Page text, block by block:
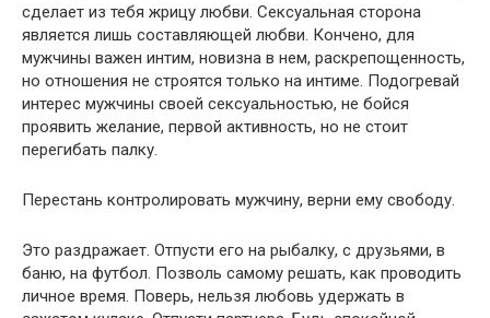
сделает из тебя жрицу любви. Сексуальная сторона
является лишь составляющей любви. Кончено, для
мужчины важен интим, новизна в нем, раскрепощенность,
но отношения не строятся только на интиме. Подогревай
интерес мужчины своей сексуальностью, не бойся
проявить желание, первой активность, но не стоит
перегибать палку.
Перестань контролировать мужчину, верни ему свободу.
Это раздражает. Отпусти его на рыбалку, с друзьями, в
баню, на футбол. Позволь самому решать, как проводить
личное время. Поверь, нельзя любовь удержать в